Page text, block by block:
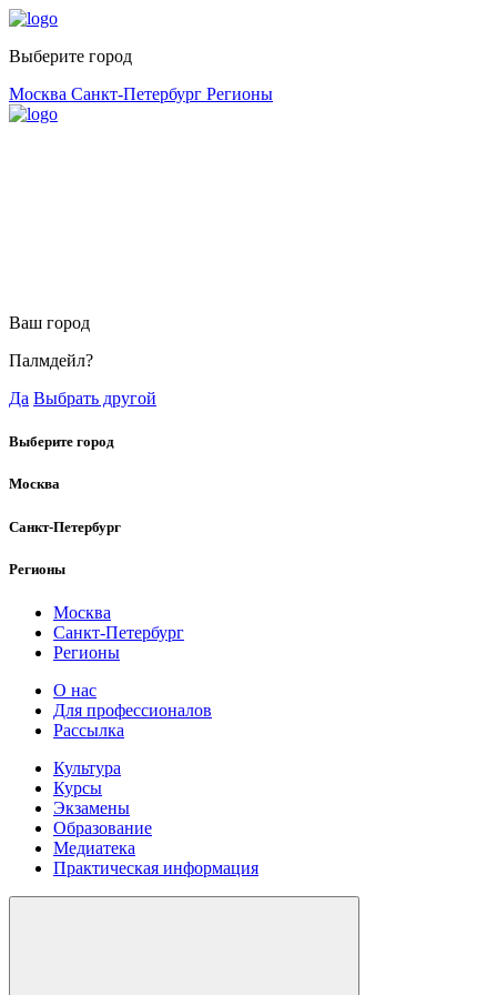
Выберите город
Москва Санкт-Петербург Регионы
Ваш город
Палмдейл?
Да Выбрать другой
Выберите город
Москва
Санкт-Петербург
Регионы
Москва
Санкт-Петербург
Регионы
О нас
Для профессионалов
Рассылка
Культура
Курсы
Экзамены
Образование
Медиатека
Практическая информация